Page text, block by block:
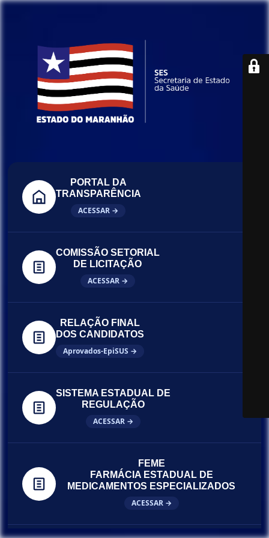
PORTAL DA
TRANSPARÊNCIA
ACESSAR →
COMISSÃO SETORIAL
DE LICITAÇÃO
ACESSAR →
RELAÇÃO FINAL
DOS CANDIDATOS
Aprovados-EpiSUS →
SISTEMA ESTADUAL DE
REGULAÇÃO
ACESSAR →
FEME
FARMÁCIA ESTADUAL DE
MEDICAMENTOS ESPECIALIZADOS
ACESSAR →